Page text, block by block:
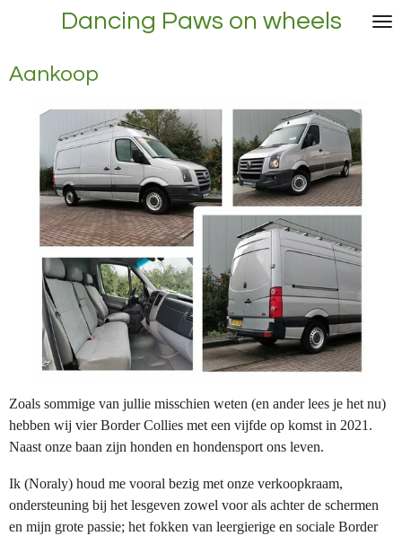
de
hoofdinhoud
Dancing Paws on wheels
Aankoop
Zoals sommige van jullie misschien weten (en ander lees je het nu)
hebben wij vier Border Collies met een vijfde op komst in 2021.
Naast onze baan zijn honden en hondensport ons leven.
Ik (Noraly) houd me vooral bezig met onze verkoopkraam,
ondersteuning bij het lesgeven zowel voor als achter de schermen
en mijn grote passie; het fokken van leergierige en sociale Border